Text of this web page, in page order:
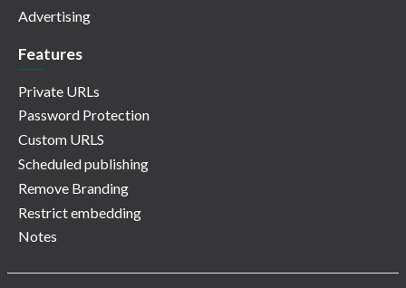
Advertising
Features
Private URLs
Password Protection
Custom URLS
Scheduled publishing
Remove Branding
Restrict embedding
Notes